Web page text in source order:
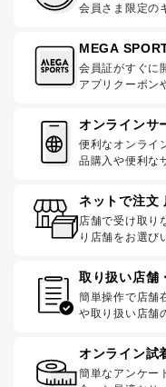
会員さま限定の
MEGA
会員証がすぐに
アプリクーポン
オンラインサ
便利なオンライ
品購入や便利な
ネットで注文
店舗で受け取り
り店舗をお選び
取り扱い店舗
簡単操作で店舗
や取り扱い店舗
オンライン試
簡単なアンケー